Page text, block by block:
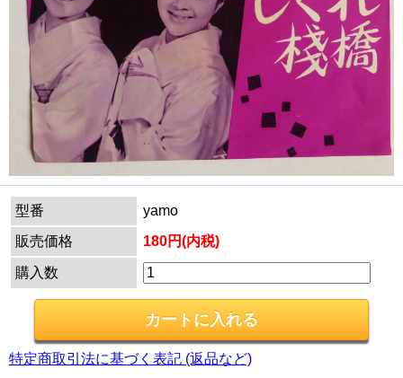
型番
yamo
販売価格
180円(内税)
購入数
特定商取引法に基づく表記 (返品など)